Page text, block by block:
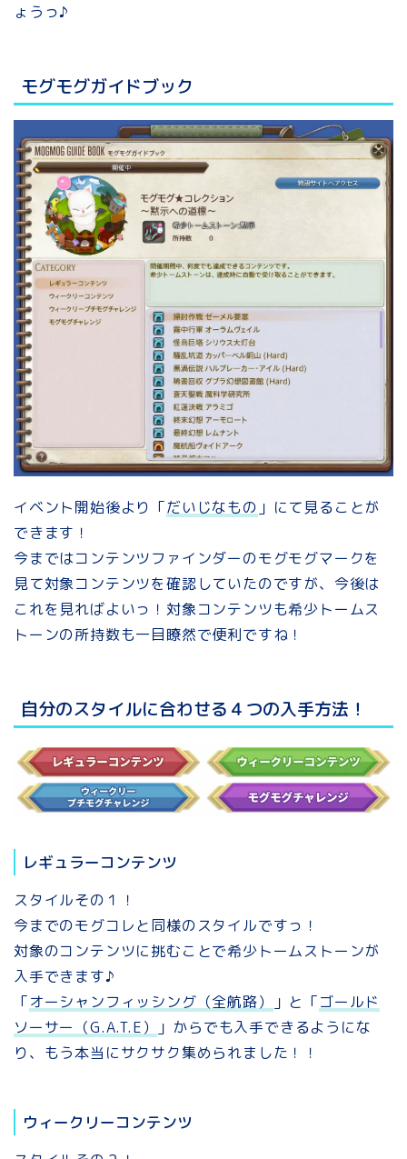
ょうっ♪
モグモグガイドブック
イベント開始後より「だいじなもの 」にて見ることが
できます！
今まではコンテンツファインダーのモグモグマークを
見て対象コンテンツを確認していたのですが、今後は
これを見ればよいっ！対象コンテンツも希少トームス
トーンの所持数も一目瞭然で便利ですね！
自分のスタイルに合わせる４つの入手方法！
レギュラーコンテンツ
スタイルその１！
今までのモグコレと同様のスタイルですっ！
対象のコンテンツに挑むことで希少トームストーンが
入手できます♪
「オーシャンフィッシング（全航路） 」と「ゴールド
ソーサー（G.A.T.E）
」からでも入手できるようにな
り、もう本当にサクサク集められました！！
ウィークリーコンテンツ